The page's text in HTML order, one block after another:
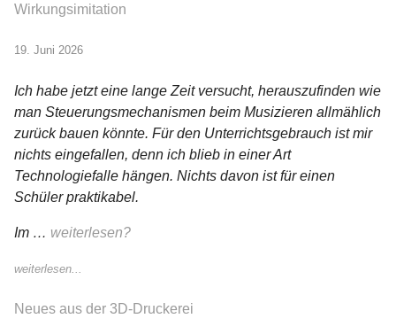
Wirkungsimitation
19. Juni 2026
Ich habe jetzt eine lange Zeit versucht, herauszufinden wie
man Steuerungsmechanismen beim Musizieren allmählich
zurück bauen könnte. Für den Unterrichtsgebrauch ist mir
nichts eingefallen, denn ich blieb in einer Art
Technologiefalle hängen. Nichts davon ist für einen
Schüler praktikabel.
Im … weiterlesen?
weiterlesen...
Neues aus der 3D-Druckerei